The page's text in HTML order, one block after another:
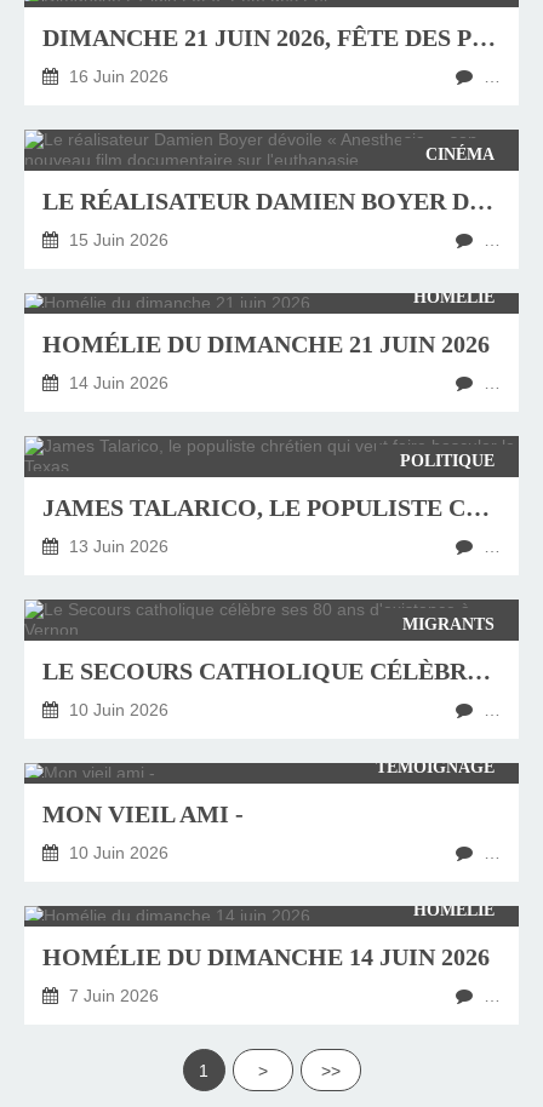
DIMANCHE 21 JUIN 2026, FÊTE DES PÈRES
16 Juin 2026
CINÉMA
LE RÉALISATEUR DAMIEN BOYER DÉVOILE « ANESTHESIA », SON NOUVEAU FILM DOCUMENTAIRE SUR L'EUTHANASIE
15 Juin 2026
HOMÉLIE
HOMÉLIE DU DIMANCHE 21 JUIN 2026
14 Juin 2026
POLITIQUE
JAMES TALARICO, LE POPULISTE CHRÉTIEN QUI VEUT FAIRE BASCULER LE TEXAS
13 Juin 2026
MIGRANTS
LE SECOURS CATHOLIQUE CÉLÈBRE SES 80 ANS D'EXISTENCE À VERNON
10 Juin 2026
TÉMOIGNAGE
MON VIEIL AMI -
10 Juin 2026
HOMÉLIE
HOMÉLIE DU DIMANCHE 14 JUIN 2026
7 Juin 2026
1 > >>